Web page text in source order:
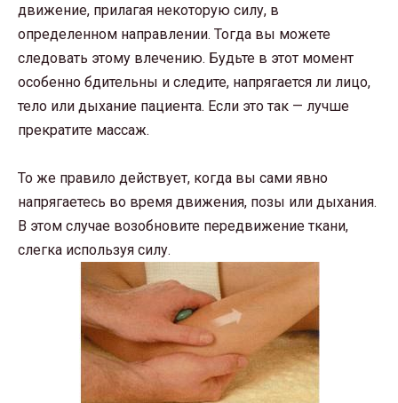
движение, прилагая некоторую силу, в
определенном направлении. Тогда вы можете
следовать этому влечению. Будьте в этот момент
особенно бдительны и следите, напрягается ли лицо,
тело или дыхание пациента. Если это так — лучше
прекратите массаж.
То же правило действует, когда вы сами явно
напрягаетесь во время движения, позы или дыхания.
В этом случае возобновите передвижение ткани,
слегка используя силу.